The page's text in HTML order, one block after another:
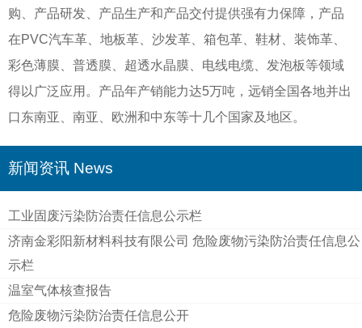
购、产品研发、产品生产和产品交付提供强有力保障，产品
在PVC汽车革、地板革、沙发革、箱包革、鞋材、装饰革、
彩色薄膜、普透膜、超透水晶膜、电线电缆、发泡板等领域
得以广泛应用。产品年产销能力达5万吨，远销全国各地并出
口东南亚、南亚、欧洲和中东等十几个国家及地区。
新闻资讯 News
工业固废污染防治责任信息公示栏
济南金彩阳新材料科技有限公司 危险废物污染防治责任信息公
示栏
温室气体核查报告
危险废物污染防治责任信息公开